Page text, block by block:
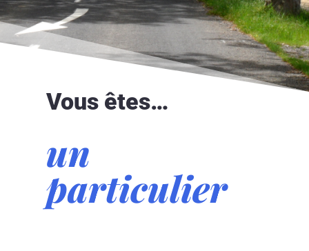
Vous êtes…
un
particulier